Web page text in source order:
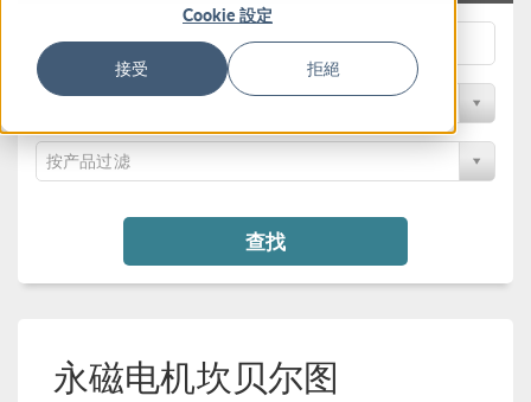
Cookie 設定
接受 拒絕
按学科过滤
按产品过滤
查找
永磁电机坎贝尔图